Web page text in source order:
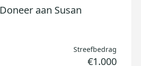
Doneer aan Susan
Streefbedrag
€1.000